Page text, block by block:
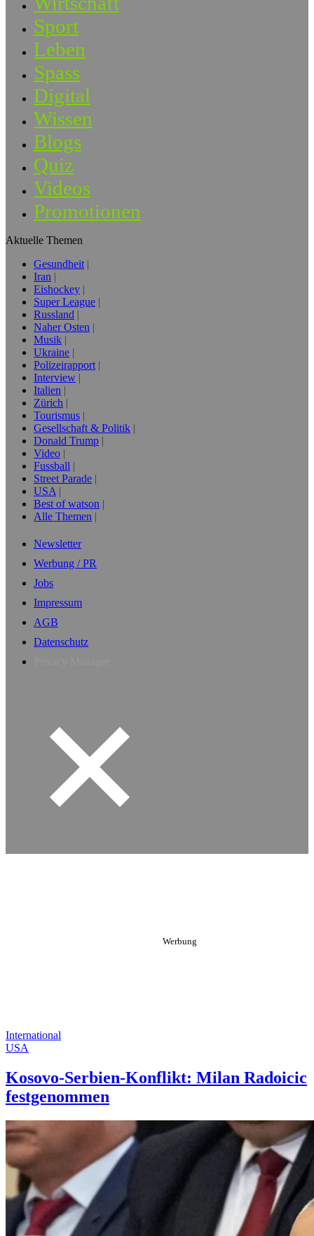
Sport
Leben
Spass
Digital
Wissen
Blogs
Quiz
Videos
Promotionen
Aktuelle Themen
Gesundheit
Iran
Eishockey
Super League
Russland
Naher Osten
Musik
Ukraine
Polizeirapport
Interview
Italien
Zürich
Tourismus
Gesellschaft & Politik
Donald Trump
Video
Fussball
Street Parade
USA
Best of watson
Alle Themen
Newsletter
Werbung / PR
Jobs
Impressum
AGB
Datenschutz
International
USA
Kosovo-Serbien-Konflikt: Milan Radoicic
festgenommen